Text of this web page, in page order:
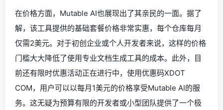
在价格方面，Mutable AI也展现出了其亲民的一面。据了
解，该工具提供的基础套餐价格非常实惠，每个仓库每月
仅需2美元。对于初创企业或个人开发者来说，这样的价格
门槛大大降低了使用专业文档生成工具的成本。此外，目
前还有限时优惠活动正在进行中，使用优惠码XDOT
COM，用户可以以每月1美元的价格享受Mutable AI的服
务。这无疑为预算有限的开发者或小型团队提供了一个极